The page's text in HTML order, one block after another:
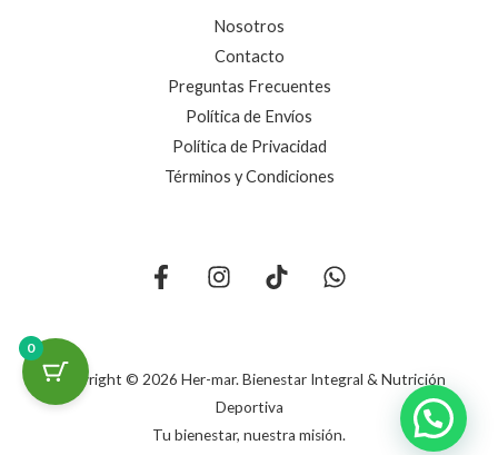
Nosotros
Contacto
Preguntas Frecuentes
Política de Envíos
Política de Privacidad
Términos y Condiciones
Copyright © 2026 Her-mar. Bienestar Integral & Nutrición
Deportiva
Tu bienestar, nuestra misión.
0